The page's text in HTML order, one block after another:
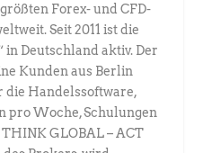
Forex- und CFD-
Seit 2011 ist die
Deutschland aktiv. Der
Kunden aus Berlin
die Handelssoftware,
Woche, Schulungen
GLOBAL – ACT